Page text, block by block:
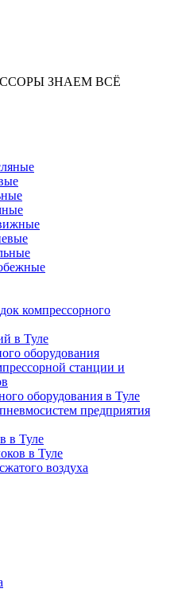
ЗНАЕМ ВСЁ
компрессорного
в Туле
оборудования
станции и
оборудования в Туле
предприятия
в Туле
в Туле
воздуха